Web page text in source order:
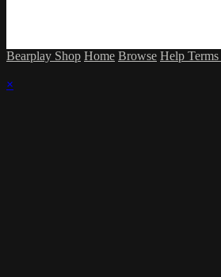
Bearplay Shop Home Browse Help Terms
×